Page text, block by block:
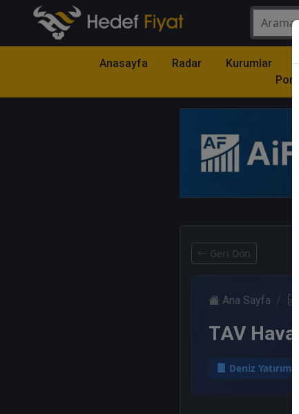
Anasayfa Radar Kurumlar
Geri Dön
Ana Sayfa
TAV
Deniz Yatırım